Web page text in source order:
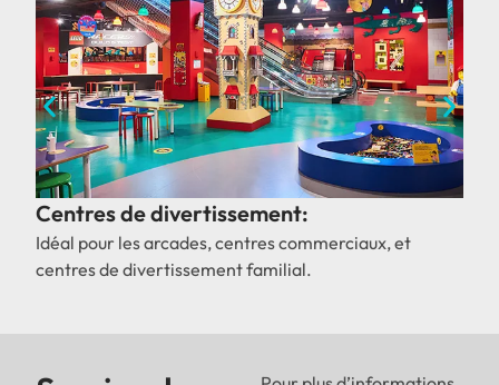
Centres de divertissement:
Idéal pour les arcades, centres commerciaux, et
centres de divertissement familial.